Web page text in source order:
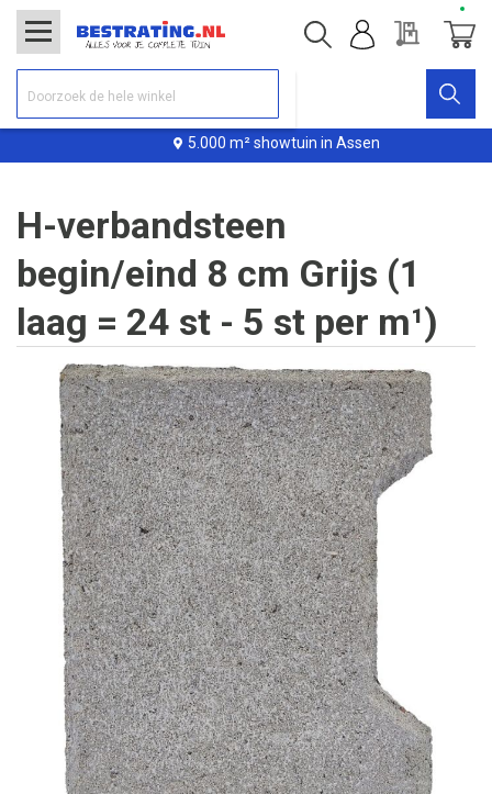
5.000 m² showtuin in Assen
Offerte
H-verbandsteen
begin/eind 8 cm Grijs (1
laag = 24 st - 5 st per m¹)
afbeeldingen-